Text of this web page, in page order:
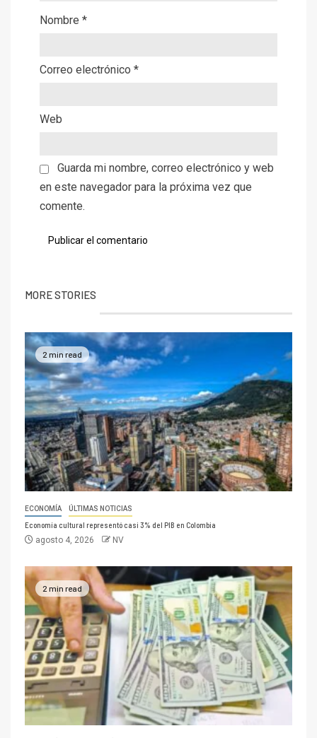
Nombre *
Correo electrónico *
Web
Guarda mi nombre, correo electrónico y web
en este navegador para la próxima vez que
comente.
MORE STORIES
2 min read
ECONOMÍA ÚLTIMAS NOTICIAS
Economía cultural representó casi 3% del PIB en Colombia
agosto 4, 2026 NV
2 min read